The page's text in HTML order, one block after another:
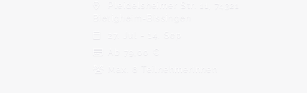
Pleidelsheimer Str. 11, 74321
Bietigheim-Bissingen
27. Jul - 14. Sep
Ab 79,00 €
Max. 8 TeilnehmerInnen